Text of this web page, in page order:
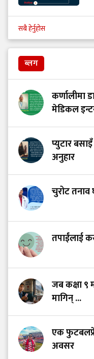
सबै हेर्नुहोस
ब्लग
कर्णालीमा
मेडिकल
प्युटार
अनुहार
चुरोट तनाव
तपाईंलाई
जब कक्षा ९
मागिन् ...
एक
अवसर